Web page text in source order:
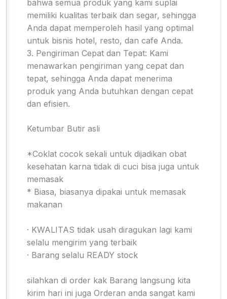
bahwa semua produk yang kami suplai
memiliki kualitas terbaik dan segar, sehingga
Anda dapat memperoleh hasil yang optimal
untuk bisnis hotel, resto, dan cafe Anda.
3. Pengiriman Cepat dan Tepat: Kami
menawarkan pengiriman yang cepat dan
tepat, sehingga Anda dapat menerima
produk yang Anda butuhkan dengan cepat
dan efisien.
Ketumbar Butir asli
*Coklat cocok sekali untuk dijadikan obat
kesehatan karna tidak di cuci bisa juga untuk
memasak
* Biasa, biasanya dipakai untuk memasak
makanan
· KWALITAS tidak usah diragukan lagi kami
selalu mengirim yang terbaik
· Barang selalu READY stock
silahkan di order kak Barang langsung kita
kirim hari ini juga Orderan anda sangat kami